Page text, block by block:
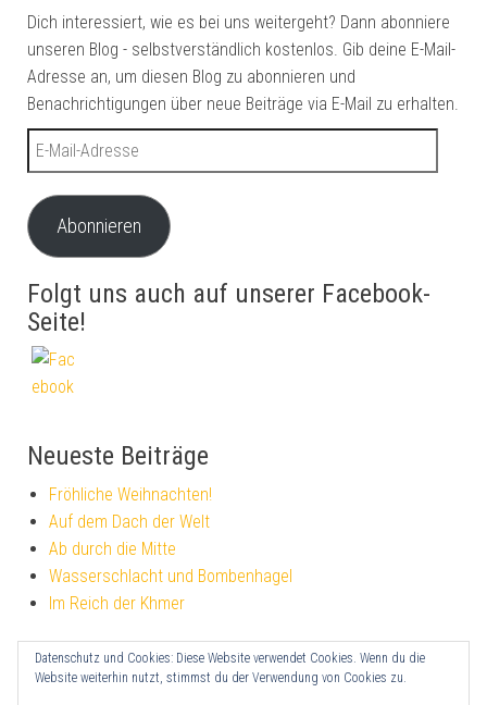
Dich interessiert, wie es bei uns weitergeht? Dann abonniere
unseren Blog - selbstverständlich kostenlos. Gib deine E-Mail-
Adresse an, um diesen Blog zu abonnieren und
Benachrichtigungen über neue Beiträge via E-Mail zu erhalten.
E-Mail-Adresse
Abonnieren
Folgt uns auch auf unserer Facebook-
Seite!
Neueste Beiträge
Fröhliche Weihnachten!
Auf dem Dach der Welt
Ab durch die Mitte
Wasserschlacht und Bombenhagel
Im Reich der Khmer
Impressum
Datenschutz und Cookies: Diese Website verwendet Cookies. Wenn du die
Website weiterhin nutzt, stimmst du der Verwendung von Cookies zu.